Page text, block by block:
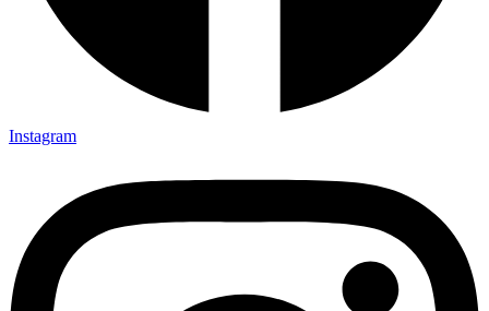
Instagram